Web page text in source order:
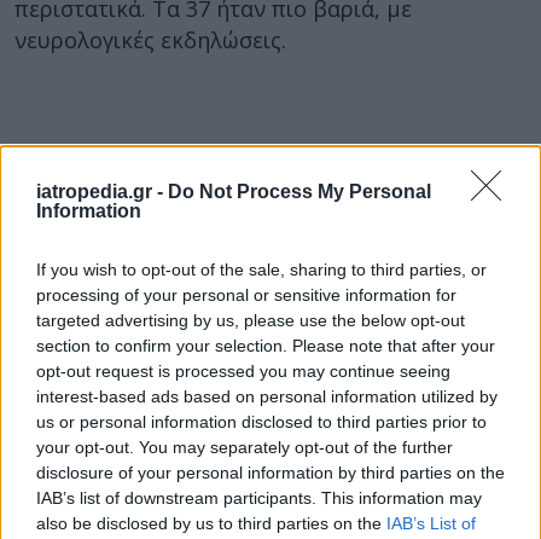
iatropedia.gr - Do Not Process My Personal
Information
If you wish to opt-out of the sale, sharing to third parties, or
processing of your personal or sensitive information for
targeted advertising by us, please use the below opt-out
section to confirm your selection. Please note that after your
opt-out request is processed you may continue seeing
interest-based ads based on personal information utilized by
us or personal information disclosed to third parties prior to
your opt-out. You may separately opt-out of the further
disclosure of your personal information by third parties on the
IAB’s list of downstream participants. This information may
also be disclosed by us to third parties on the IAB’s List of
περιστατικά. Τα 37 ήταν πιο βαριά, με
νευρολογικές εκδηλώσεις.